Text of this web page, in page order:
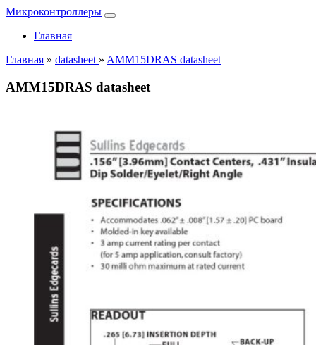
Микроконтроллеры
Главная
Главная » datasheet » AMM15DRAS datasheet
AMM15DRAS datasheet